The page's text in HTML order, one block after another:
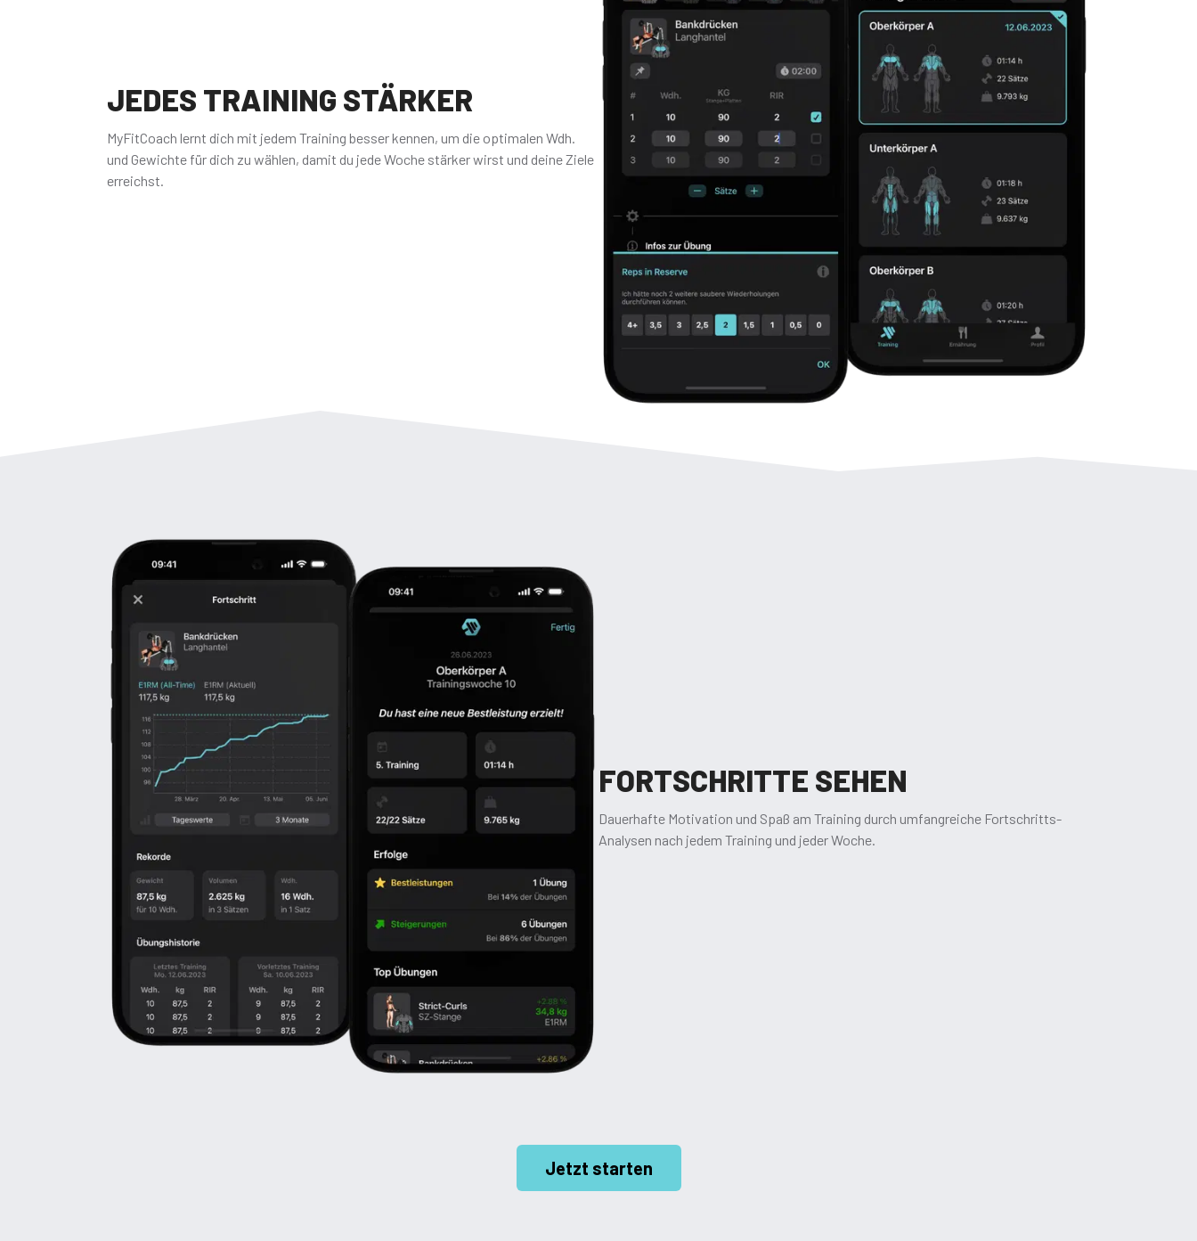
JEDES TRAINING STÄRKER
MyFitCoach lernt dich mit jedem Training besser kennen, um die optimalen Wdh.
und Gewichte für dich zu wählen, damit du jede Woche stärker wirst und deine Ziele
erreichst.
FORTSCHRITTE SEHEN
Dauerhafte Motivation und Spaß am Training durch umfangreiche Fortschritts-
Analysen nach jedem Training und jeder Woche.
Jetzt starten